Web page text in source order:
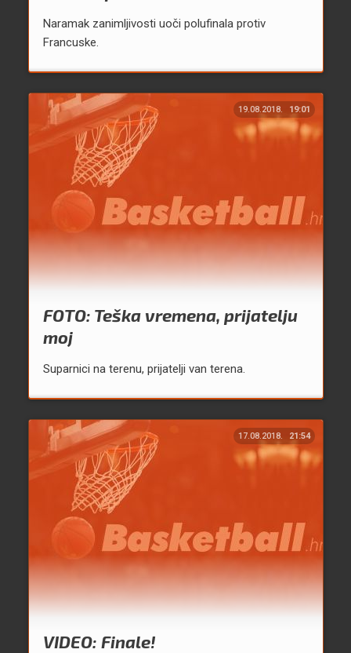
Naramak zanimljivosti uoči polufinala protiv
Francuske.
19.08.2018. 19:01
FOTO: Teška vremena, prijatelju
moj
Suparnici na terenu, prijatelji van terena.
17.08.2018. 21:54
VIDEO: Finale!